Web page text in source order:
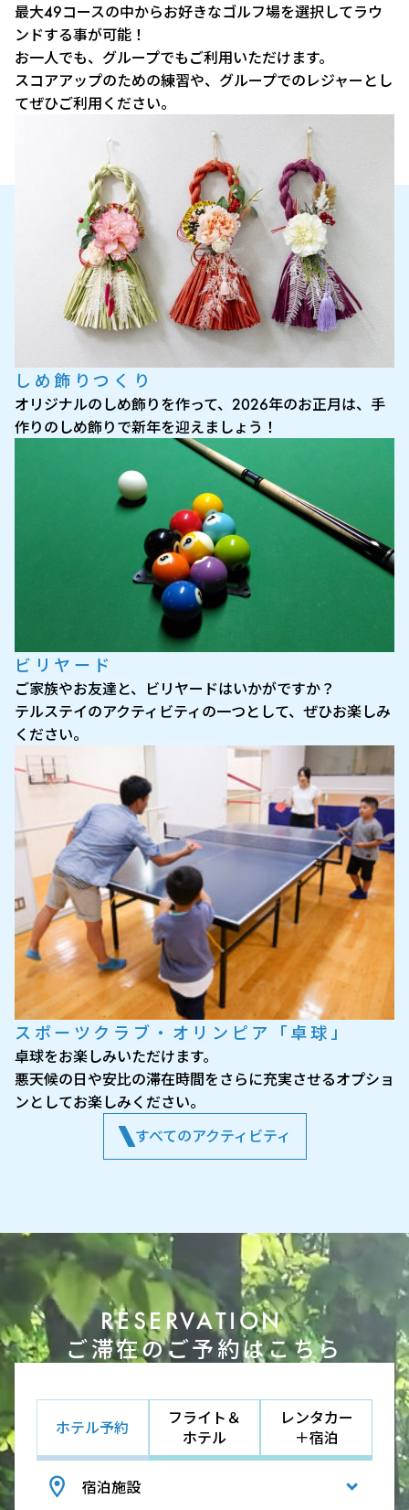
最大49コースの中からお好きなゴルフ場を選択してラウ
ンドする事が可能！
お一人でも、グループでもご利用いただけます。
スコアアップのための練習や、グループでのレジャーとし
てぜひご利用ください。
しめ飾りつくり
オリジナルのしめ飾りを作って、2026年のお正月は、手
作りのしめ飾りで新年を迎えましょう！
ビリヤード
ご家族やお友達と、ビリヤードはいかがですか？
テルステイのアクティビティの一つとして、ぜひお楽しみ
ください。
スポーツクラブ・オリンピア「卓球」
卓球をお楽しみいただけます。
悪天候の日や安比の滞在時間をさらに充実させるオプショ
ンとしてお楽しみください。
すべてのアクティビティ
RESERVATION
ご滞在のご予約はこちら
ホテル予約
フライト＆
ホテル
レンタカー
＋宿泊
宿泊施設